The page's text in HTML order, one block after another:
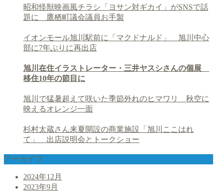
昭和怪獣映画風チラシ「ヨサン対ギカイ」がSNSで話
題に 鷹栖町議会議員お手製
イオンモール旭川駅前に「マクドナルド」 旭川中心
部に7年ぶりに再出店
旭川在住イラストレーター・三井ヤスシさんの個展
移住10年の節目に
旭川で猛暑超えて咲いた季節外れのヒマワリ 秋空に
映えるオレンジ一面
杉村太蔵さん来夏開設の商業施設「旭川ここはれ
て」 出店説明会とトークショー
アーカイブ
2024年12月
2023年9月